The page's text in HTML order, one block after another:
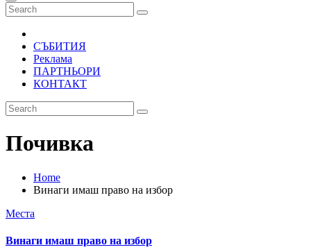
СЪБИТИЯ
Реклама
ПАРТНЬОРИ
КОНТАКТ
Почивка
Home
Винаги имаш право на избор
Места
Винаги имаш право на избор